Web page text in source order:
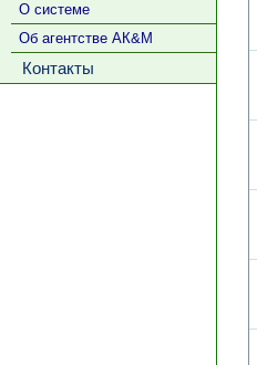
О системе
Об агентстве АК&М
Контакты